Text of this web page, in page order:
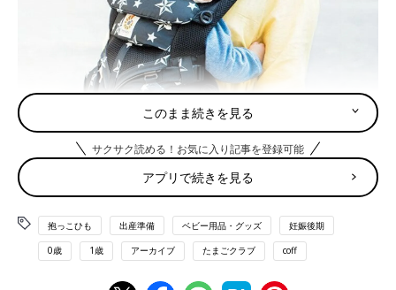
OMNI360 クールエア［ブラックスター］
赤ちゃんを自然な姿勢のまま抱ける超立体設計が特徴。成長に合
わせて形を変え、新生児の抱っこも、生後5ヶ月ごろからの前向
き抱っこもスムーズです。通気性がよく使い勝手のよいメッシュ
このまま続きを見る
サクサク読める！お気に入り記事を登録可能
アプリで続きを見る
抱っこひも 出産準備 ベビー用品・グッズ 妊娠後期
0歳 1歳 アーカイブ たまごクラブ coff